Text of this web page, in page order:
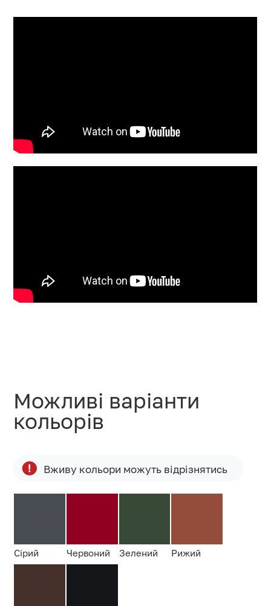
Можливі варіанти
кольорів
Вживу кольори можуть відрізнятись
Сірий Червоний Зелений Рижий